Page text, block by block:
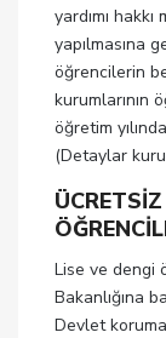
yardımı
yapılmasına
öğrencilerin
kurumlarının
öğretim
(Detaylar
Lise ve dengi
Bakanlığına
Devlet